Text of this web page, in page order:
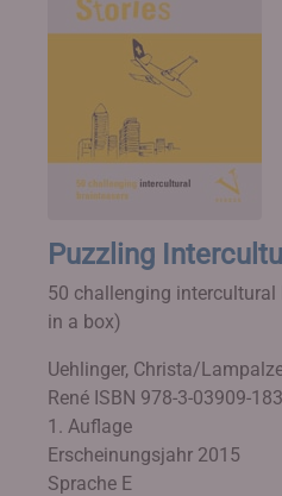
Puzzling
50 challenging
in a box)
Uehlinger, Christa/
René ISBN 978-3-03909-
1. Auflage
Erscheinungsjahr 2015
Sprache E